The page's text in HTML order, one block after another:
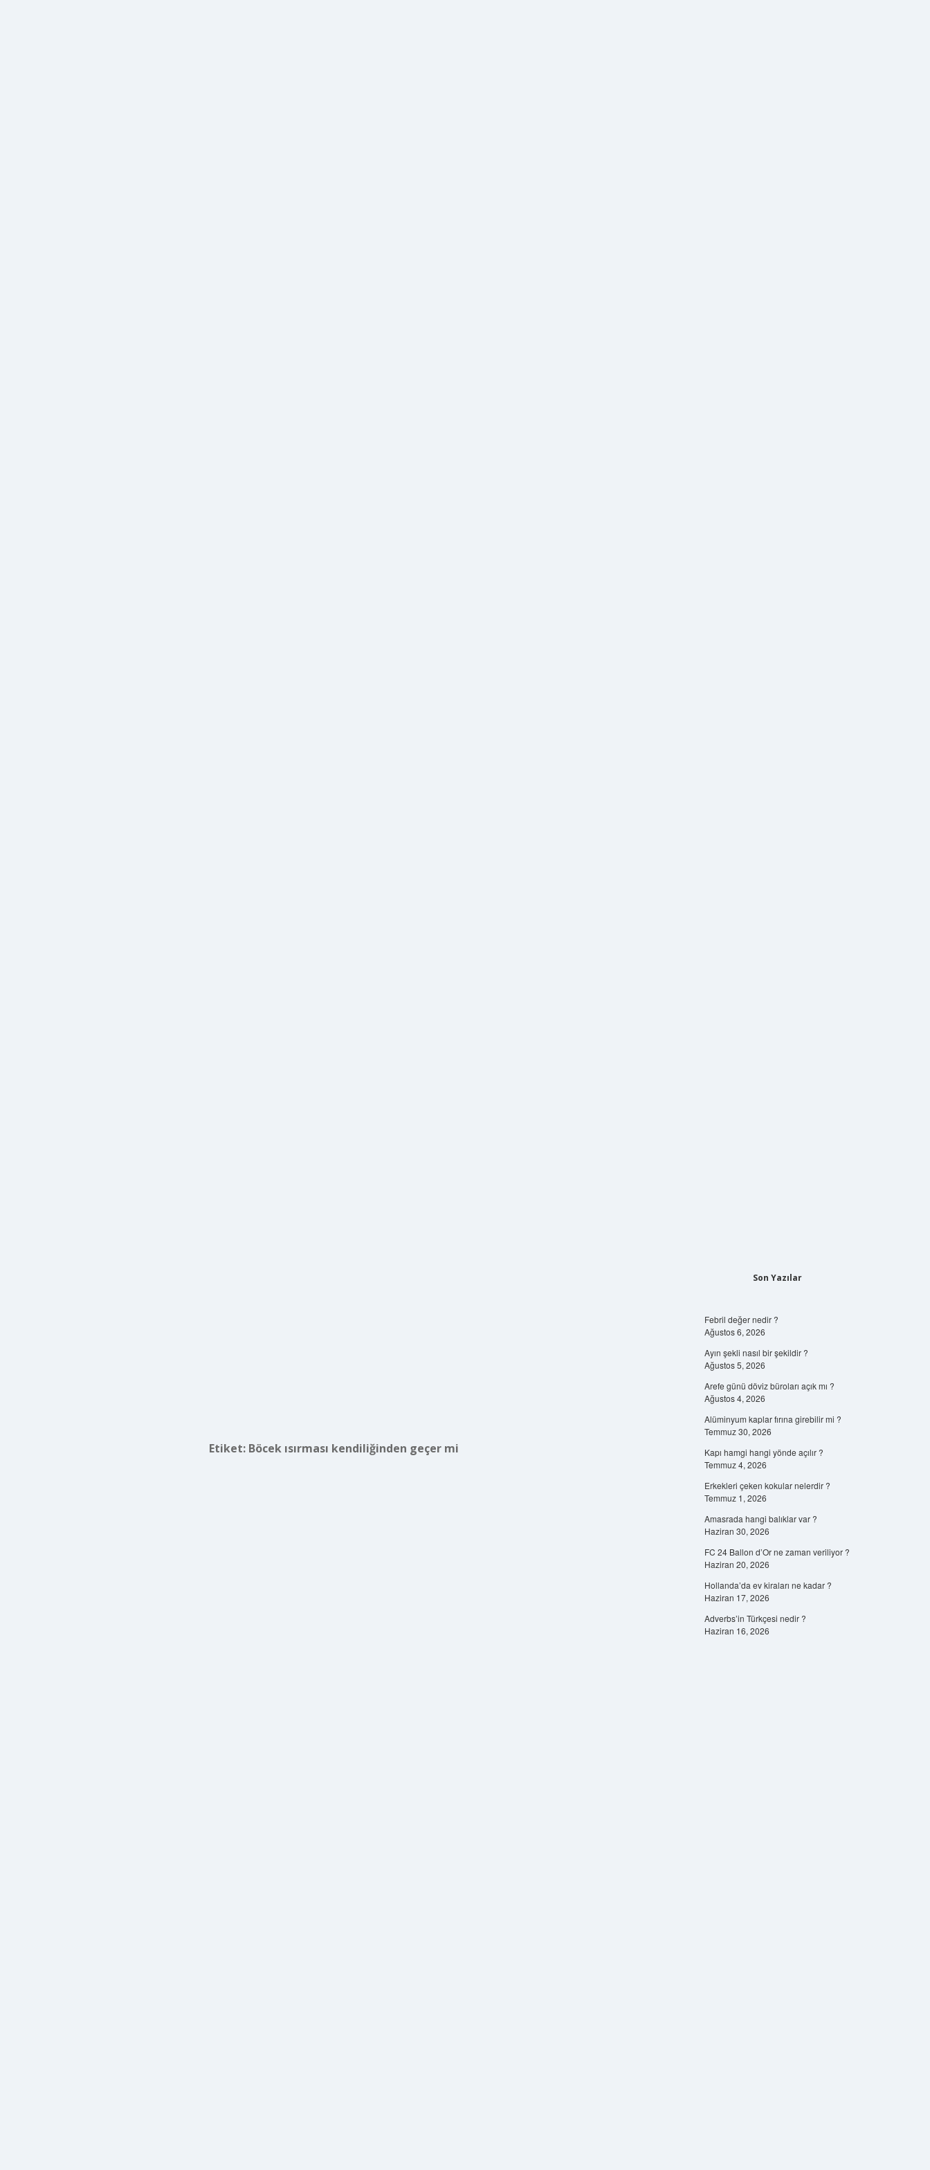
Etiket: Böcek ısırması kendiliğinden geçer mi
Son Yazılar
Febril değer nedir ?
Ağustos 6, 2026
Ayın şekli nasıl bir şekildir ?
Ağustos 5, 2026
Arefe günü döviz büroları açık mı ?
Ağustos 4, 2026
Alüminyum kaplar fırına girebilir mi ?
Temmuz 30, 2026
Kapı hamgi hangi yönde açılır ?
Temmuz 4, 2026
Erkekleri çeken kokular nelerdir ?
Temmuz 1, 2026
Amasrada hangi balıklar var ?
Haziran 30, 2026
FC 24 Ballon d’Or ne zaman veriliyor ?
Haziran 20, 2026
Hollanda’da ev kiraları ne kadar ?
Haziran 17, 2026
Adverbs’in Türkçesi nedir ?
Haziran 16, 2026